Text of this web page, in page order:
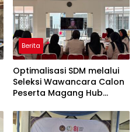
Berita
Optimalisasi SDM melalui
Seleksi Wawancara Calon
Peserta Magang Hub
2026